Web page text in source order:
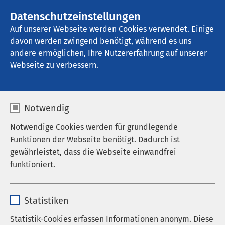
Datenschutzeinstellungen
Auf unserer Webseite werden Cookies verwendet. Einige
davon werden zwingend benötigt, während es uns
andere ermöglichen, Ihre Nutzererfahrung auf unserer
Webseite zu verbessern.
Notwendig
Notwendige Cookies werden für grundlegende
Funktionen der Webseite benötigt. Dadurch ist
gewährleistet, dass die Webseite einwandfrei
funktioniert.
Anbieter sgalinski
Statistiken
Statistik-Cookies erfassen Informationen anonym. Diese
AMEOS Zentrum für Psychosomatik Wien
Aktuelles
Aktuelle Informationen
derzeit nicht alle digitalen Dienste verfügbar. Wir
arbeiten mit Hochdruck an der Behebung des